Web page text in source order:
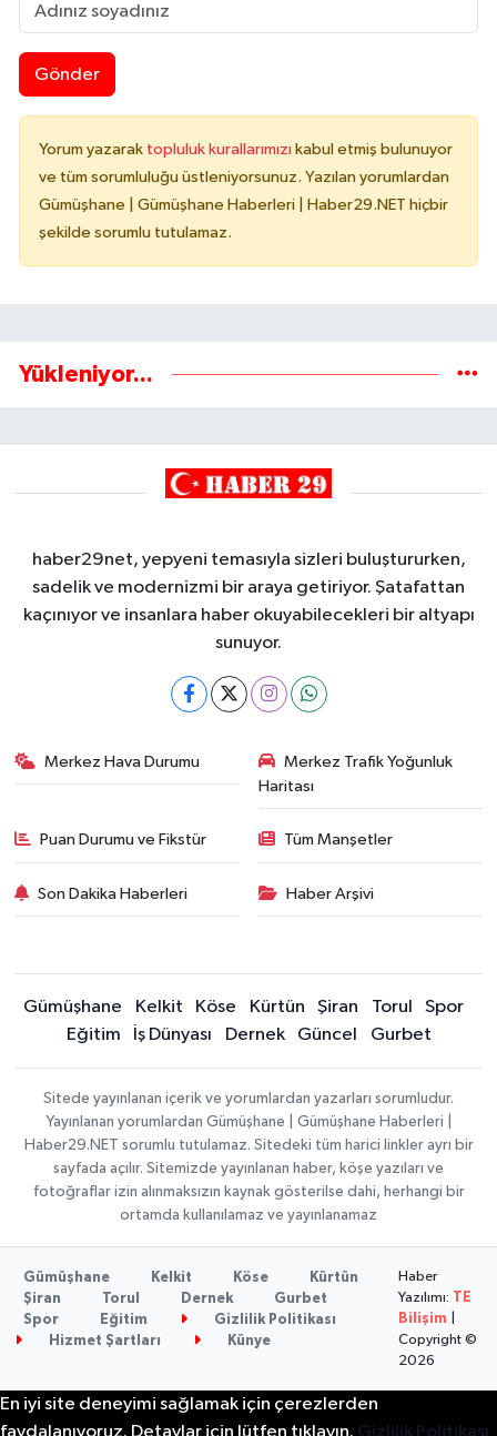
Gönder
Yorum yazarak topluluk kurallarımızı kabul etmiş bulunuyor
ve tüm sorumluluğu üstleniyorsunuz. Yazılan yorumlardan
Gümüşhane | Gümüşhane Haberleri | Haber29.NET hiçbir
şekilde sorumlu tutulamaz.
Yükleniyor...
haber29net, yepyeni temasıyla sizleri buluştururken,
sadelik ve modernizmi bir araya getiriyor. Şatafattan
kaçınıyor ve insanlara haber okuyabilecekleri bir altyapı
sunuyor.
Merkez Hava Durumu
Merkez Trafik Yoğunluk
Haritası
Puan Durumu ve Fikstür Tüm Manşetler
Son Dakika Haberleri Haber Arşivi
Gümüşhane Kelkit Köse Kürtün Şiran Torul
Spor
Eğitim
İş Dünyası Dernek Güncel Gurbet
Sitede yayınlanan içerik ve yorumlardan yazarları sorumludur.
Yayınlanan yorumlardan Gümüşhane | Gümüşhane Haberleri |
Haber29.NET sorumlu tutulamaz. Sitedeki tüm harici linkler ayrı bir
sayfada açılır. Sitemizde yayınlanan haber, köşe yazıları ve
fotoğraflar izin alınmaksızın kaynak gösterilse dahi, herhangi bir
ortamda kullanılamaz ve yayınlanamaz
Gümüşhane Kelkit Köse
Kürtün
Şiran
Torul Dernek
Gurbet
Spor
Eğitim
Gizlilik Politikası
Hizmet Şartları
Künye
Haber
Yazılımı: TE
Bilişim
Copyright ©
2026
En iyi site deneyimi sağlamak için çerezlerden
faydalanıyoruz. Detaylar için lütfen tıklayın. Gizlilik Politikası